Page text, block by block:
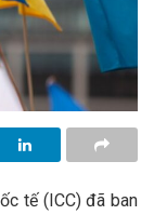
tế (ICC) đã ban